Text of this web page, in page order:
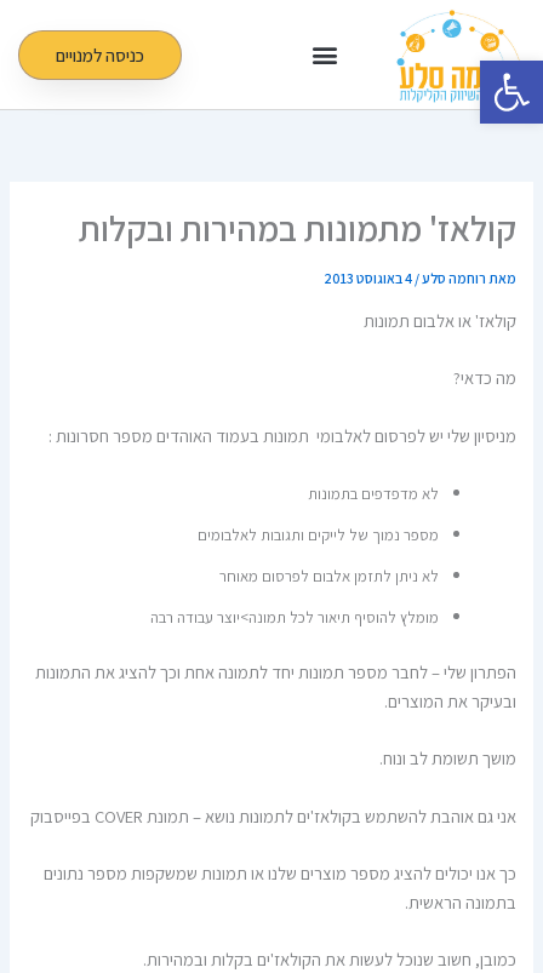
פתח סרגל נגישות
לתוכן
כניסה למנויים
קולאז' מתמונות במהירות ובקלות
מאת רוחמה סלע/4 באוגוסט 2013
קולאז' או אלבום תמונות
מה כדאי?
מניסיון שלי יש לפרסום לאלבומי תמונות בעמוד האוהדים מספר חסרונות :
לא מדפדפים בתמונות
מספר נמוך של לייקים ותגובות לאלבומים
לא ניתן לתזמן אלבום לפרסום מאוחר
מומלץ להוסיף תיאור לכל תמונה>יוצר עבודה רבה
הפתרון שלי – לחבר מספר תמונות יחד לתמונה אחת וכך להציג את התמונות
ובעיקר את המוצרים.
מושך תשומת לב ונוח.
אני גם אוהבת להשתמש בקולאז'ים לתמונות נושא – תמונת COVER בפייסבוק
כך אנו יכולים להציג מספר מוצרים שלנו או תמונות שמשקפות מספר נתונים
בתמונה הראשית.
כמובן, חשוב שנוכל לעשות את הקולאז'ים בקלות ובמהירות.